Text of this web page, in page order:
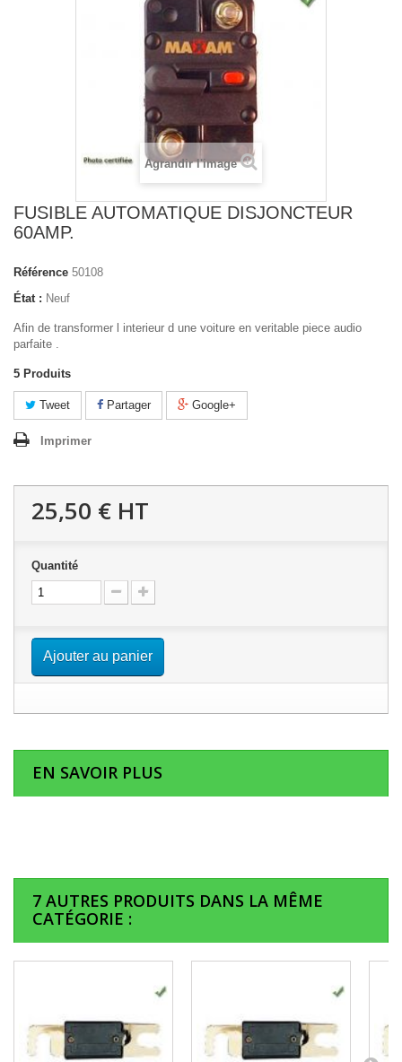
Agrandir l'image
FUSIBLE AUTOMATIQUE DISJONCTEUR
60AMP.
Référence 50108
État : Neuf
Afin de transformer l interieur d une voiture en veritable piece audio
parfaite .
5 Produits
Tweet Partager Google+
Imprimer
25,50 € HT
Quantité
Ajouter au panier
EN SAVOIR PLUS
7 AUTRES PRODUITS DANS LA MÊME
CATÉGORIE :